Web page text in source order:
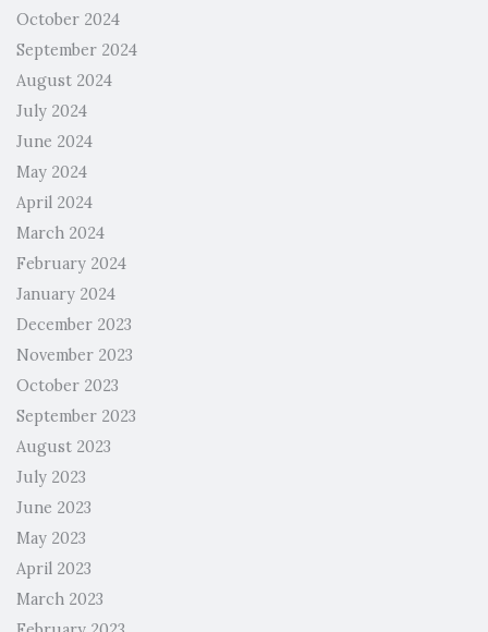
October 2024
September 2024
August 2024
July 2024
June 2024
May 2024
April 2024
March 2024
February 2024
January 2024
December 2023
November 2023
October 2023
September 2023
August 2023
July 2023
June 2023
May 2023
April 2023
March 2023